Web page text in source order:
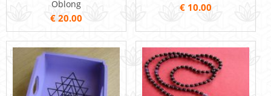
Oblong
€ 20.00
€ 10.00